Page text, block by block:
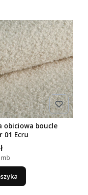
obiciowa boucle
01 Ecru
mb